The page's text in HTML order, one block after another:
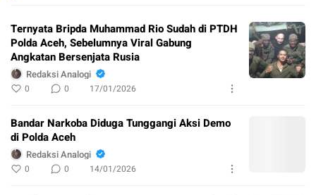
Ternyata Bripda Muhammad Rio Sudah di PTDH
Polda Aceh, Sebelumnya Viral Gabung
Angkatan Bersenjata Rusia
Redaksi Analogi
0 0 17/01/2026
Bandar Narkoba Diduga Tunggangi Aksi Demo
di Polda Aceh
Redaksi Analogi
0 0 14/01/2026